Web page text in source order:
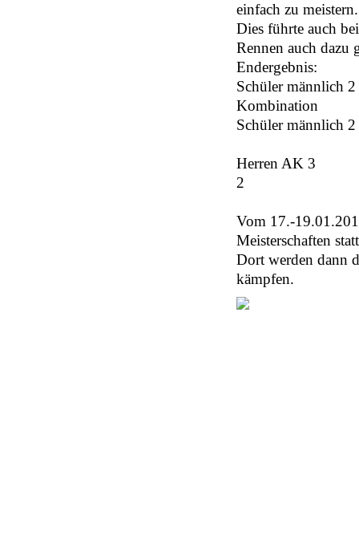
einfach zu meistern.
Dies führte auch
Rennen auch dazu
Endergebnis:
Schüler männlich
Kombination
Schüler männlich
Herren AK 3
2
Vom 17.-
Meisterschaften
Dort werden dann
kämpfen.